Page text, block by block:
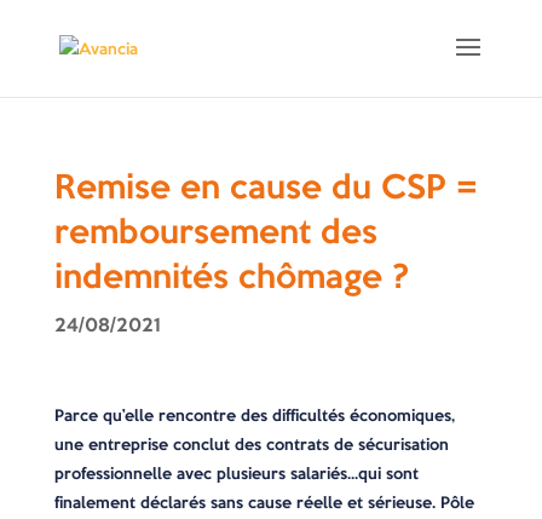
Remise en cause du CSP =
remboursement des
indemnités chômage ?
24/08/2021
Parce qu’elle rencontre des difficultés économiques,
une entreprise conclut des contrats de sécurisation
professionnelle avec plusieurs salariés…qui sont
finalement déclarés sans cause réelle et sérieuse. Pôle